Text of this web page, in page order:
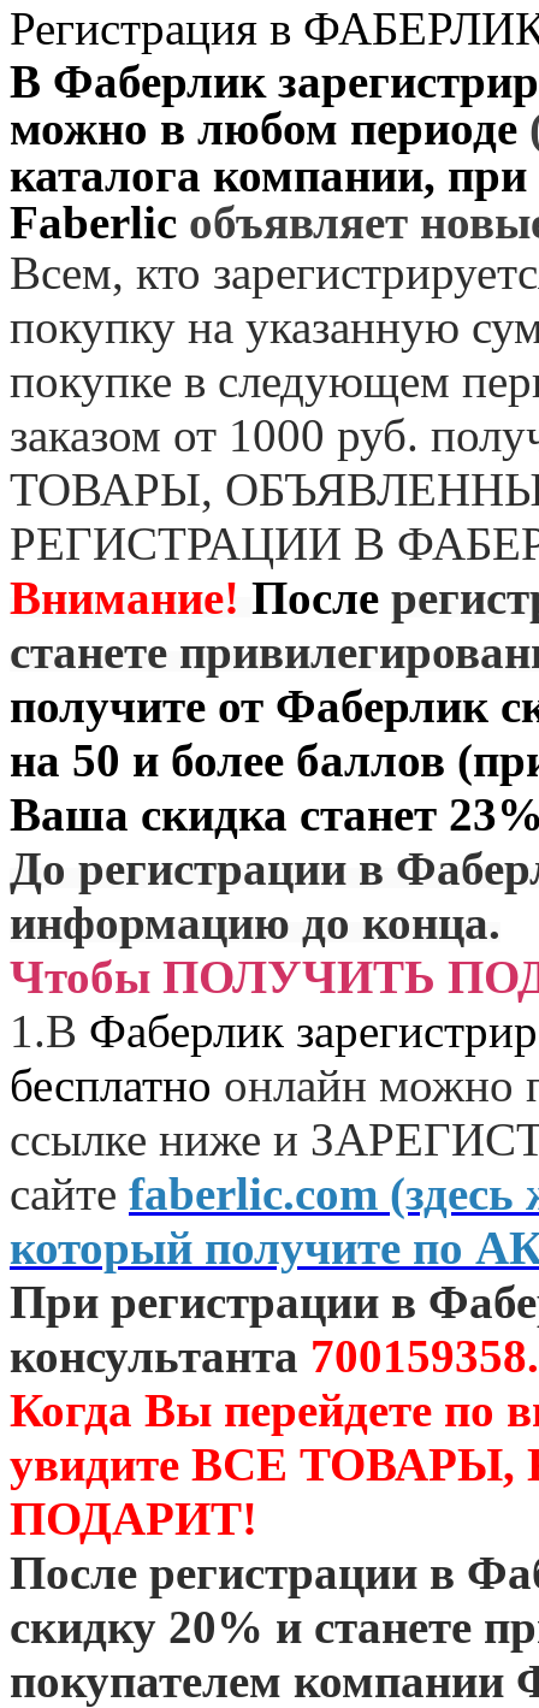
Регистрация в
В Фаберлик
можно в любом периоде
каталога компании,
Faberlic объявляет
Всем, кто
покупку на указанную
покупке в следующем
заказом от 1000 руб.
ТОВАРЫ,
РЕГИСТРАЦИИ В
Внимание! После
станете
получите от Фаберлик
на 50 и более баллов
Ваша скидка станет
До регистрации в
информацию до конца.
Чтобы ПОЛУЧИТЬ
1.В Фаберлик
бесплатно онлайн можно
ссылке ниже и
сайте faberlic.com
который получите по
При регистрации в
консультанта 700159358.
Когда Вы перейдете по
увидите ВСЕ
ПОДАРИТ!
После регистрации в
скидку 20% и станете
покупателем компании